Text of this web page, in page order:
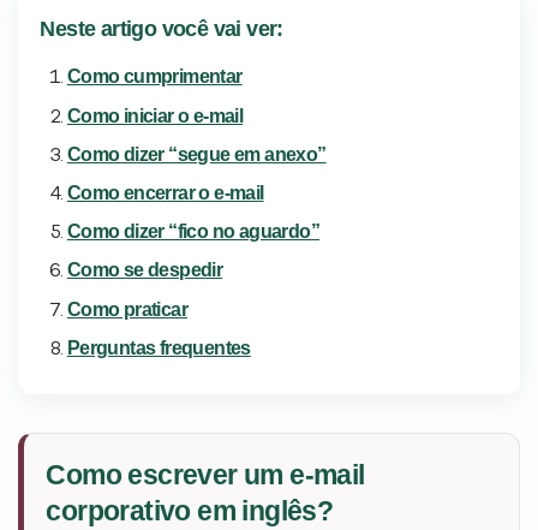
Neste artigo você vai ver:
Como cumprimentar
Como iniciar o e-mail
Como dizer “segue em anexo”
Como encerrar o e-mail
Como dizer “fico no aguardo”
Como se despedir
Como praticar
Perguntas frequentes
Como escrever um e-mail
corporativo em inglês?
Sim Não
VOLTAR